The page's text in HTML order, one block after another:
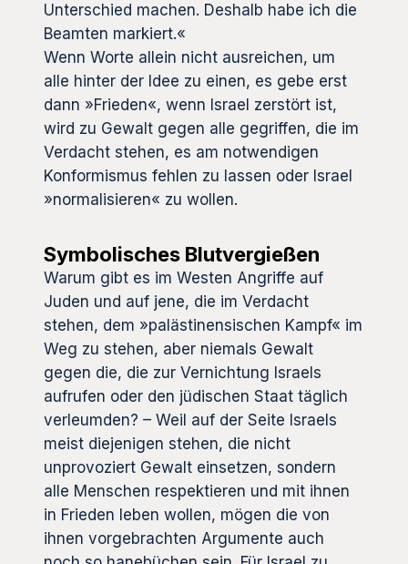
Unterschied machen. Deshalb habe ich die
Beamten markiert.«
Wenn Worte allein nicht ausreichen, um
alle hinter der Idee zu einen, es gebe erst
dann »Frieden«, wenn Israel zerstört ist,
wird zu Gewalt gegen alle gegriffen, die im
Verdacht stehen, es am notwendigen
Konformismus fehlen zu lassen oder Israel
»normalisieren« zu wollen.
Symbolisches Blutvergießen
Warum gibt es im Westen Angriffe auf
Juden und auf jene, die im Verdacht
stehen, dem »palästinensischen Kampf« im
Weg zu stehen, aber niemals Gewalt
gegen die, die zur Vernichtung Israels
aufrufen oder den jüdischen Staat täglich
verleumden? – Weil auf der Seite Israels
meist diejenigen stehen, die nicht
unprovoziert Gewalt einsetzen, sondern
alle Menschen respektieren und mit ihnen
in Frieden leben wollen, mögen die von
ihnen vorgebrachten Argumente auch